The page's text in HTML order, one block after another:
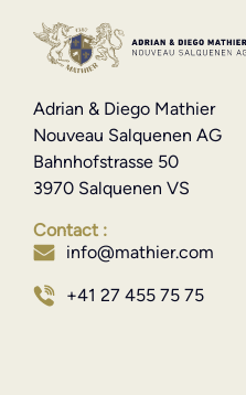
Adrian & Diego Mathier
Nouveau Salquenen AG
Bahnhofstrasse 50
3970 Salquenen VS
Contact :
info@mathier.com
+41 27 455 75 75